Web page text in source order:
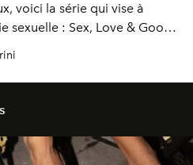
voici la série qui vise à
sexuelle : Sex, Love & Goop